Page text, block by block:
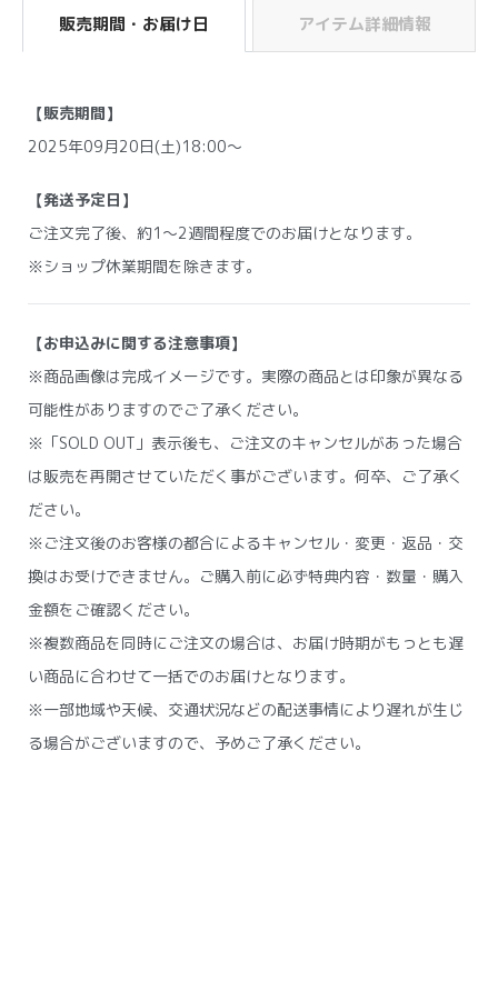
販売期間・お届け日 アイテム詳細情報
【販売期間】
2025年09月20日(土)18:00～
【発送予定日】
ご注文完了後、約1〜2週間程度でのお届けとなります。
※ショップ休業期間を除きます。
【お申込みに関する注意事項】
※商品画像は完成イメージです。実際の商品とは印象が異なる
可能性がありますのでご了承ください。
※「SOLD OUT」表示後も、ご注文のキャンセルがあった場合
は販売を再開させていただく事がございます。何卒、ご了承く
ださい。
※ご注文後のお客様の都合によるキャンセル・変更・返品・交
換はお受けできません。ご購入前に必ず特典内容・数量・購入
金額をご確認ください。
※複数商品を同時にご注文の場合は、お届け時期がもっとも遅
い商品に合わせて一括でのお届けとなります。
※一部地域や天候、交通状況などの配送事情により遅れが生じ
る場合がございますので、予めご了承ください。